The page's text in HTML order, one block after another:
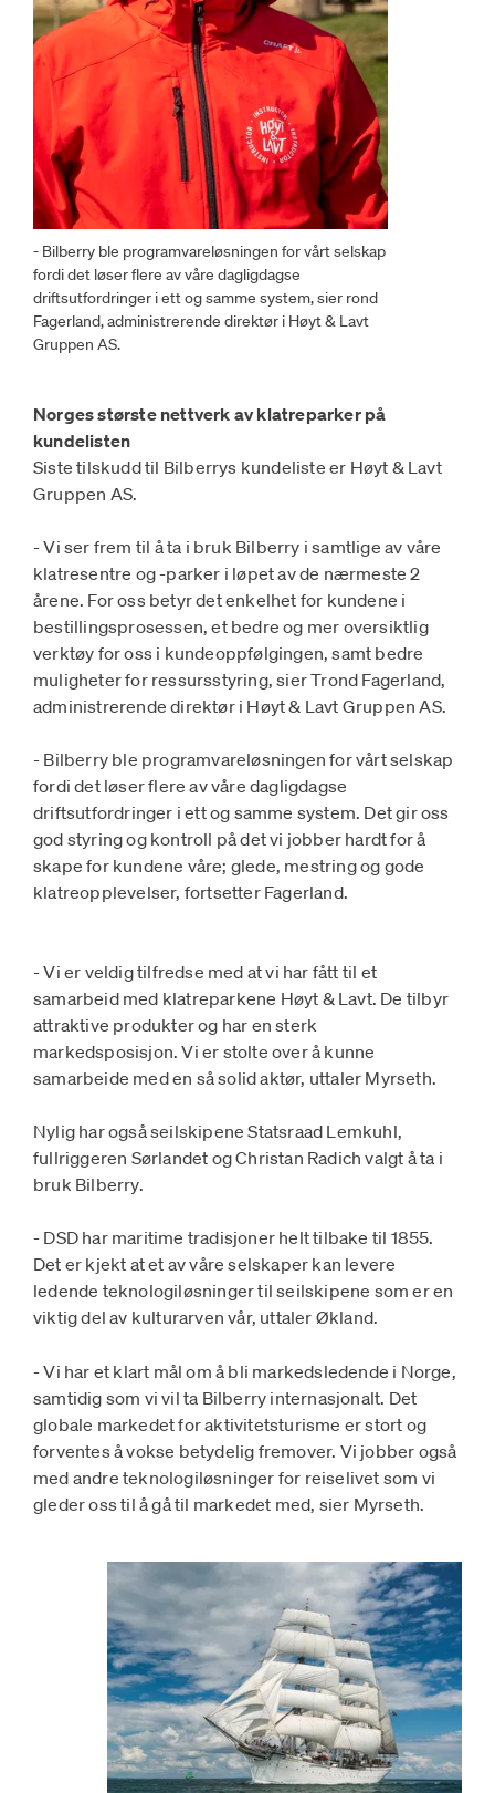
- Bilberry ble programvareløsningen for vårt selskap
fordi det løser flere av våre dagligdagse
driftsutfordringer i ett og samme system, sier rond
Fagerland, administrerende direktør i Høyt & Lavt
Gruppen AS.
Norges største nettverk av klatreparker på
kundelisten
Siste tilskudd til Bilberrys kundeliste er Høyt & Lavt
Gruppen AS.
- Vi ser frem til å ta i bruk Bilberry i samtlige av våre
klatresentre og -parker i løpet av de nærmeste 2
årene. For oss betyr det enkelhet for kundene i
bestillingsprosessen, et bedre og mer oversiktlig
verktøy for oss i kundeoppfølgingen, samt bedre
muligheter for ressursstyring, sier Trond Fagerland,
administrerende direktør i Høyt & Lavt Gruppen AS.
- Bilberry ble programvareløsningen for vårt selskap
fordi det løser flere av våre dagligdagse
driftsutfordringer i ett og samme system. Det gir oss
god styring og kontroll på det vi jobber hardt for å
skape for kundene våre; glede, mestring og gode
klatreopplevelser, fortsetter Fagerland.
- Vi er veldig tilfredse med at vi har fått til et
samarbeid med klatreparkene Høyt & Lavt. De tilbyr
attraktive produkter og har en sterk
markedsposisjon. Vi er stolte over å kunne
samarbeide med en så solid aktør, uttaler Myrseth.
Nylig har også seilskipene Statsraad Lemkuhl,
fullriggeren Sørlandet og Christan Radich valgt å ta i
bruk Bilberry.
- DSD har maritime tradisjoner helt tilbake til 1855.
Det er kjekt at et av våre selskaper kan levere
ledende teknologiløsninger til seilskipene som er en
viktig del av kulturarven vår, uttaler Økland.
- Vi har et klart mål om å bli markedsledende i Norge,
samtidig som vi vil ta Bilberry internasjonalt. Det
globale markedet for aktivitetsturisme er stort og
forventes å vokse betydelig fremover. Vi jobber også
med andre teknologiløsninger for reiselivet som vi
gleder oss til å gå til markedet med, sier Myrseth.